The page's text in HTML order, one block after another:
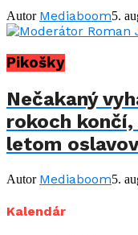
Autor Mediaboom5.
Pikošky
Nečakaný
rokoch
letom
Autor Mediaboom5.
Kalendár